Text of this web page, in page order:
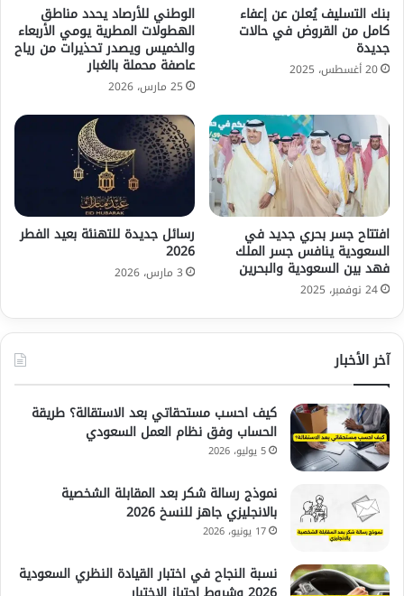
بنك التسليف يُعلن عن إعفاء
كامل من القروض في حالات
جديدة
20 أغسطس، 2025
الوطني للأرصاد يحدد مناطق
الهطولات المطرية يومي الأربعاء
والخميس ويصدر تحذيرات من رياح
عاصفة محملة بالغبار
25 مارس، 2026
افتتاح جسر بحري جديد في
السعودية ينافس جسر الملك
فهد بين السعودية والبحرين
24 نوفمبر، 2025
رسائل جديدة للتهنئة بعيد الفطر
2026
3 مارس، 2026
آخر الأخبار
كيف احسب مستحقاتي بعد الاستقالة؟ طريقة
الحساب وفق نظام العمل السعودي
5 يوليو، 2026
نموذج رسالة شكر بعد المقابلة الشخصية
بالانجليزي جاهز للنسخ 2026
17 يونيو، 2026
نسبة النجاح في اختبار القيادة النظري السعودية